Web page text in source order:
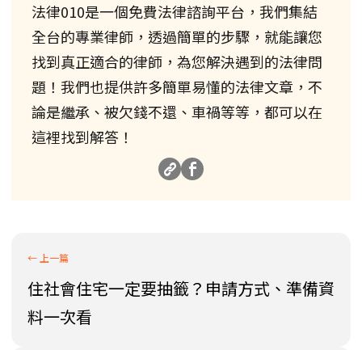
法律010是一個免費法律諮詢平台，我們集結
全台的專業律師，透過簡單的步驟，就能讓您
找到真正適合的律師，為您解決遇到的法律問
題！我們也提供許多簡單易懂的法律文章，不
論是繼承、被欠錢不還、車禍等等，都可以在
這裡找到解答！
住社會住宅一定要抽籤？申請方式、準備資
料一次看